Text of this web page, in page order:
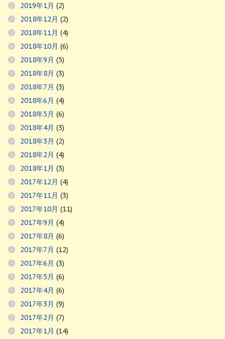
2019年1月 (2)
2018年12月 (2)
2018年11月 (4)
2018年10月 (6)
2018年9月 (5)
2018年8月 (3)
2018年7月 (3)
2018年6月 (4)
2018年5月 (6)
2018年4月 (3)
2018年3月 (2)
2018年2月 (4)
2018年1月 (3)
2017年12月 (4)
2017年11月 (3)
2017年10月 (11)
2017年9月 (4)
2017年8月 (6)
2017年7月 (12)
2017年6月 (3)
2017年5月 (6)
2017年4月 (6)
2017年3月 (9)
2017年2月 (7)
2017年1月 (14)